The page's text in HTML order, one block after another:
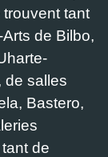
tant
de Bilbo,
de salles
Bastero,
de